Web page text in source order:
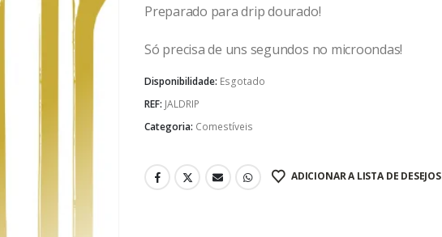
Preparado para drip dourado!
Só precisa de uns segundos no microondas!
Disponibilidade: Esgotado
REF: JALDRIP
Categoria: Comestíveis
ADICIONAR A LISTA DE DESEJOS